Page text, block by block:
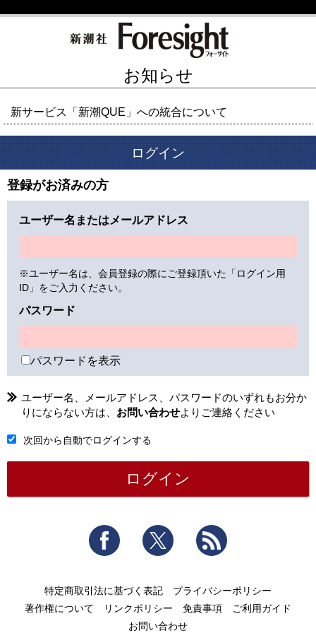
お知らせ
新サービス「新潮QUE」への統合について
ログイン
登録がお済みの方
ユーザー名またはメールアドレス
※ユーザー名は、会員登録の際にご登録頂いた「ログイン用
ID」をご入力ください。
パスワード
パスワードを表示
ユーザー名、メールアドレス、パスワードのいずれもお分か
りにならない方は、 お問い合わせよりご連絡ください
次回から自動でログインする
Facebook Twitter
特定商取引法に基づく表記
プライバシーポリシー
著作権について
リンクポリシー 免責事項
ご利用ガイド
お問い合わせ